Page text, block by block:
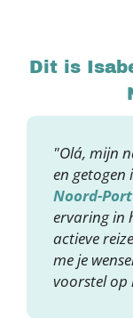
Dit is
"Olá, mijn
en getogen
Noord-
ervaring in
actieve
me je
voorstel